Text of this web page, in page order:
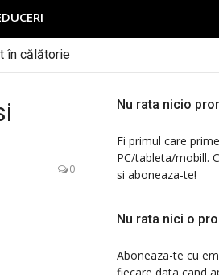
în călătorie
0
Nu rata nicio
Fi primul care
PC/tableta/mobill.
si aboneaza-te!
Nu rata nici o
Aboneaza-te cu